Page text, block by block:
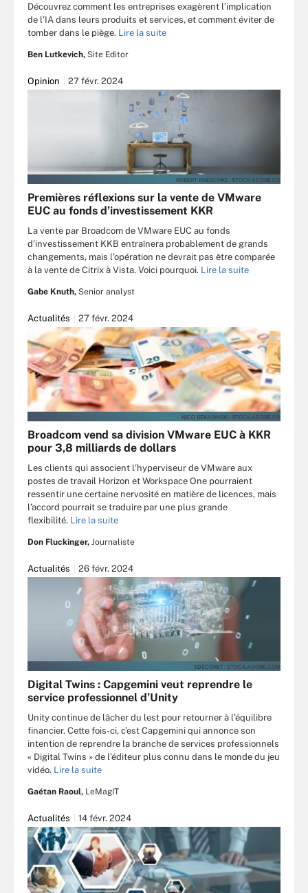
Découvrez comment les entreprises exagèrent l’implication
de l’IA dans leurs produits et services, et comment éviter de
tomber dans le piège. Lire la suite
Ben Lutkevich, Site Editor
Opinion 27 févr. 2024
ROBERT KNESCHKE - STOCK.ADOBE.CO
Premières réflexions sur la vente de VMware
EUC au fonds d’investissement KKR
La vente par Broadcom de VMware EUC au fonds
d’investissement KKB entraînera probablement de grands
changements, mais l’opération ne devrait pas être comparée
à la vente de Citrix à Vista. Voici pourquoi. Lire la suite
Gabe Knuth, Senior analyst
Actualités 27 févr. 2024
NICO BEKASINSKI - STOCK.ADOBE.CO
Broadcom vend sa division VMware EUC à KKR
pour 3,8 milliards de dollars
Les clients qui associent l’hyperviseur de VMware aux
postes de travail Horizon et Workspace One pourraient
ressentir une certaine nervosité en matière de licences, mais
l’accord pourrait se traduire par une plus grande
flexibilité. Lire la suite
Don Fluckinger, Journaliste
Actualités 26 févr. 2024
SDECORET - STOCK.ADOBE.COM
Digital Twins : Capgemini veut reprendre le
service professionnel d’Unity
Unity continue de lâcher du lest pour retourner à l’équilibre
financier. Cette fois-ci, c’est Capgemini qui annonce son
intention de reprendre la branche de services professionnels
« Digital Twins » de l’éditeur plus connu dans le monde du jeu
vidéo. Lire la suite
Gaétan Raoul, LeMagIT
Actualités 14 févr. 2024